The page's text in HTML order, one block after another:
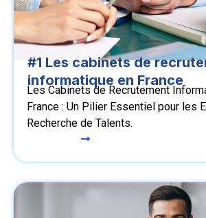
#1 Les cabinets de
informatique en France
Les Cabinets de Recrutement
France : Un Pilier Essentiel pour les
Recherche de Talents.